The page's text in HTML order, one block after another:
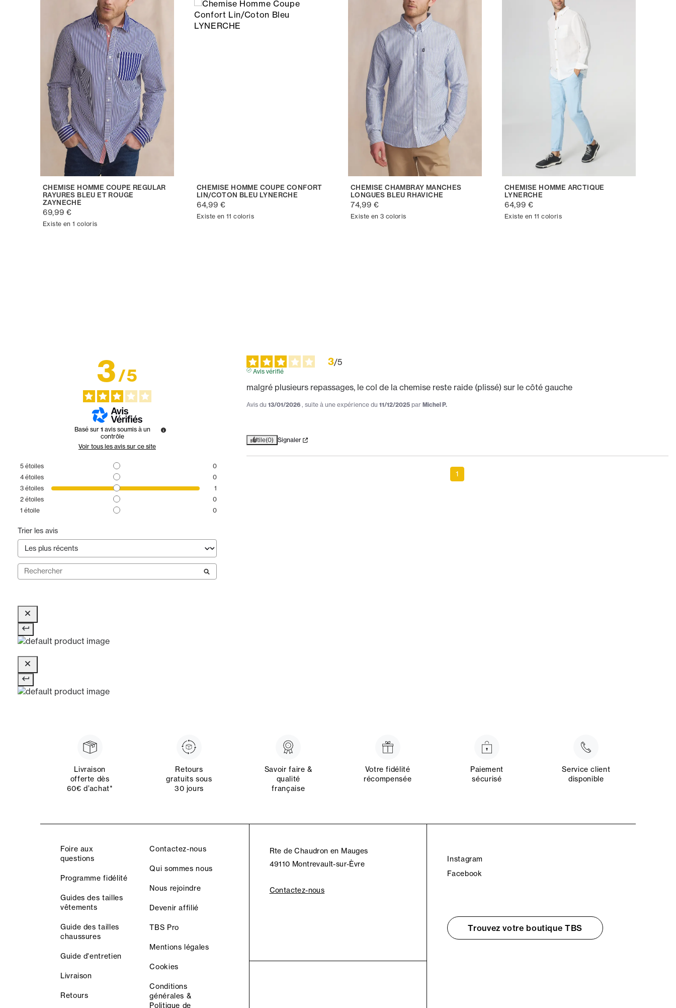
CHEMISE HOMME COUPE REGULAR
RAYURES BLEU ET ROUGE
ZAYNECHE
69,99 €
Existe en 1 coloris
CHEMISE HOMME COUPE CONFORT
LIN/COTON BLEU LYNERCHE
64,99 €
Existe en 11 coloris
CHEMISE CHAMBRAY MANCHES
LONGUES BLEU RHAVICHE
74,99 €
Existe en 3 coloris
CHEMISE HOMME ARCTIQUE
LYNERCHE
64,99 €
Existe en 11 coloris
3/5
Basé sur1 avis soumis à un
contrôle
Voir tous les avis sur ce site
5 étoiles
0
4étoiles
0
3 étoiles
1
2 étoiles
0
1 étoile 0
Trier les avis
3/5
Avis vérifié
malgré plusieurs repassages, le col de la chemise reste raide (plissé) sur le côté gauche
Avis du13/01/2026 , suite à une expérience du11/12/2025 parMichel P.
Utile(0) Signaler
1
Livraison
offerte dès
60€ d’achat*
Retours
gratuits sous
30 jours
Savoir faire &
qualité
française
Votre fidélité
récompensée
Paiement
sécurisé
Service client
disponible
Foire aux
questions
Programme fidélité
Guides des tailles
vêtements
Guide des tailles
chaussures
Guide d'entretien
Livraison
Retours
Contactez-nous
Qui sommes nous
Nous rejoindre
Devenir affilié
TBS Pro
Mentions légales
Cookies
Conditions
générales &
Politique de
Rte de Chaudron en Mauges
49110 Montrevault-sur-Èvre
Contactez-nous
Instagram
Facebook
Trouvez votre boutique TBS